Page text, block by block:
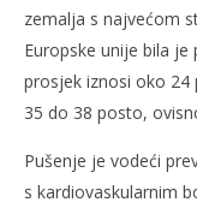
zemalja s najvećom
Europske unije bila je
prosjek iznosi oko 24
35 do 38 posto,
Pušenje je vodeći
s kardiovaskularnim